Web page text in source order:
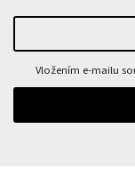
Vložením e-mailu